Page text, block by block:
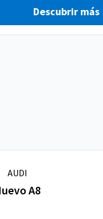
Descubrir más
AUDI
A8